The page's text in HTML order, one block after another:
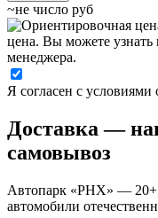
~не число руб
цена. Вы можете узнать
менеджера.
Я согласен с условиями
Доставка —
самовывоз
Автопарк «РНХ» — 20+
автомобили